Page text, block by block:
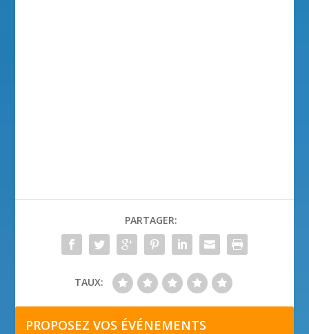
PARTAGER:
TAUX:
PROPOSEZ VOS ÉVÉNEMENTS